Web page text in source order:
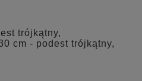
trójkątny,
cm - podest trójkątny,